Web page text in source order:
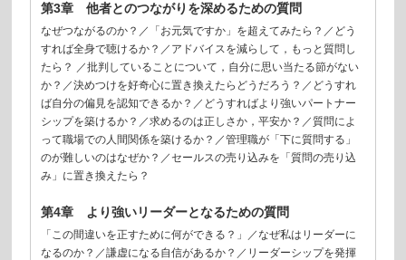
第3章 他者とのつながりを深めるための質問
なぜつながるのか？／「お元気ですか」を超えてみたら？／どう
すれば全身で聴けるか？／アドバイスを減らして，もっと質問し
たら？ ／批判していることについて，自分に思い当たる節がない
か？／決めつけを好奇心に置き換えたらどうだろう？／どうすれ
ば自分の偏見を認知できるか？／どうすればより強いパートナー
シップを築けるか？／求めるのは正しさか，平安か？／質問によ
って職場での人間関係を築けるか？／管理職が「下に質問する」
のが難しいのはなぜか？／セールスの売り込みを「質問の売り込
み」に置き換えたら？
第4章 より強いリーダーとなるための質問
「この間違いを正すために何ができる？」／なぜ私はリーダーに
なるのか？／謙虚になる自信があるか？／リーダーシップを発揮